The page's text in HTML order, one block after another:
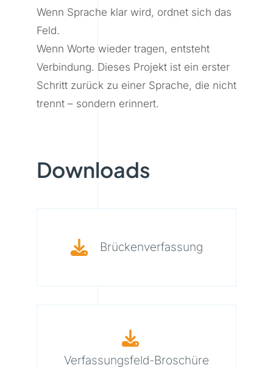
Wenn Sprache klar wird, ordnet sich das
Feld.
Wenn Worte wieder tragen, entsteht
Verbindung. Dieses Projekt ist ein erster
Schritt zurück zu einer Sprache, die nicht
trennt – sondern erinnert.
Downloads
Brückenverfassung
Verfassungsfeld-Broschüre